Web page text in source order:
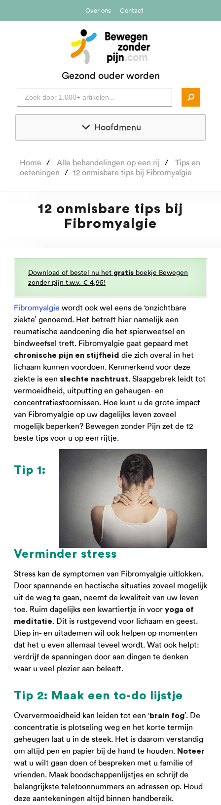
Over ons Contact
Gezond ouder worden
Hoofdmenu
Home Alle behandelingen op een rij
Tips en
oefeningen
12 onmisbare tips bij Fibromyalgie
12 onmisbare tips bij
Fibromyalgie
Download of bestel nu het gratis boekje Bewegen
zonder pijn t.w.v. € 4,95!
Fibromyalgie wordt ook wel eens de ‘onzichtbare
ziekte’ genoemd. Het betreft hier namelijk een
reumatische aandoening die het spierweefsel en
bindweefsel treft. Fibromyalgie gaat gepaard met
chronische pijn en stijfheid die zich overal in het
lichaam kunnen voordoen. Kenmerkend voor deze
ziekte is een slechte nachtrust. Slaapgebrek leidt tot
vermoeidheid, uitputting en geheugen- en
concentratiestoornissen. Hoe kunt u de grote impact
van Fibromyalgie op uw dagelijks leven zoveel
mogelijk beperken? Bewegen zonder Pijn zet de 12
beste tips voor u op een rijtje.
Tip 1:
Verminder stress
Stress kan de symptomen van Fibromyalgie uitlokken.
Door spannende en hectische situaties zoveel mogelijk
uit de weg te gaan, neemt de kwaliteit van uw leven
toe. Ruim dagelijks een kwartiertje in voor yoga of
meditatie. Dit is rustgevend voor lichaam en geest.
Diep in- en uitademen wil ook helpen op momenten
dat het u even allemaal teveel wordt. Wat ook helpt:
verdrijf de spanningen door aan dingen te denken
waar u veel plezier aan beleeft.
Tip 2: Maak een to-do lijstje
Oververmoeidheid kan leiden tot een ‘brain fog’. De
concentratie is plotseling weg en het korte termijn
geheugen laat u in de steek. Het is daarom verstandig
om altijd pen en papier bij de hand te houden. Noteer
wat u wilt gaan doen of bespreken met u familie of
vrienden. Maak boodschappenlijstjes en schrijf de
belangrijkste telefoonnummers en adressen op. Houd
deze aantekeningen altijd binnen handbereik.